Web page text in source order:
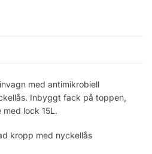
med antimikrobiell
Inbyggt fack på toppen,
lock 15L.
kropp med nyckellås